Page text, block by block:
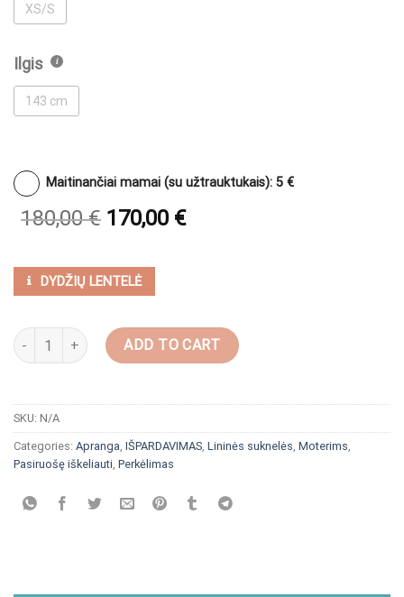
XS/S
Ilgis
143 cm
Maitinančiai mamai (su užtrauktukais): 5 €
180,00€ 170,00 €
DYDŽIŲ LENTELĖ
Plevesuojanti suknelė su rankovėmis “Raudona abstrakcija”
ADD TO CART
SKU: N/A
Categories: Apranga IŠPARDAVIMAS Lininės suknelės Moterims
Pasiruošę iškeliauti Perkėlimas